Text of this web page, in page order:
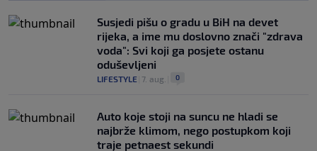
Susjedi pišu o gradu u BiH na devet
rijeka, a ime mu doslovno znači "zdrava
voda": Svi koji ga posjete ostanu
oduševljeni
LIFESTYLE 7. aug. 0
Auto koje stoji na suncu ne hladi se
najbrže klimom, nego postupkom koji
traje petnaest sekundi